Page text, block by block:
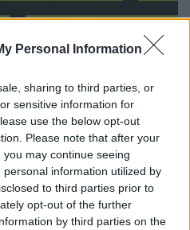
Personal Information
sharing to third parties, or
sensitive information for
use the below opt-out
Please note that after your
may continue seeing
information utilized by
to third parties prior to
opt-out of the further
by third parties on the
írni, hogy
- Barkóczi
podcastban